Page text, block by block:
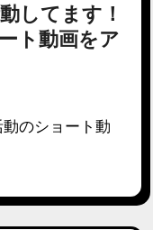
してます！
ト動画をア